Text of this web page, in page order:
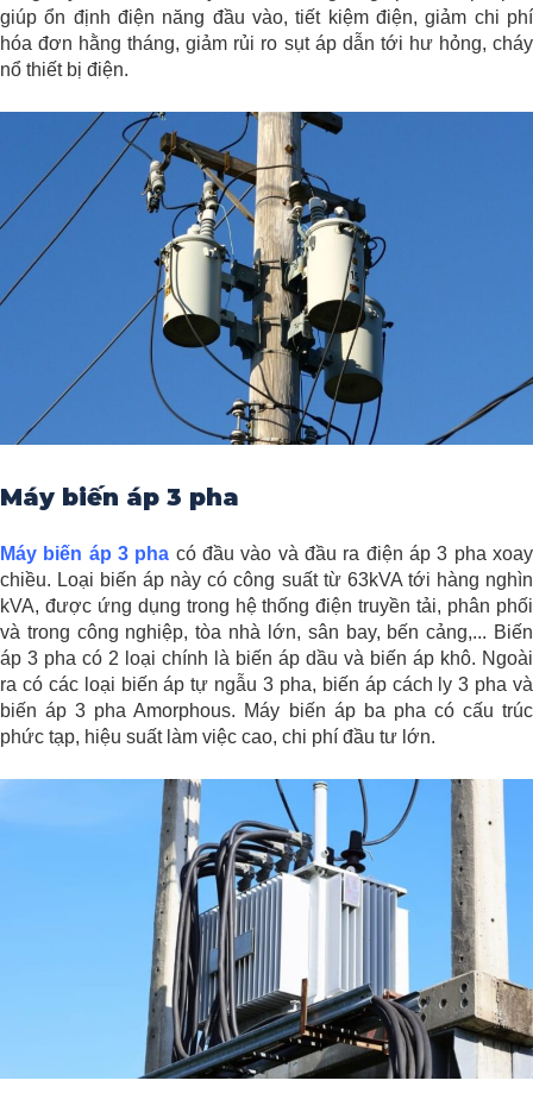
giúp ổn định điện năng đầu vào, tiết kiệm điện, giảm chi phí
hóa đơn hằng tháng, giảm rủi ro sụt áp dẫn tới hư hỏng, cháy
nổ thiết bị điện.
Máy biến áp 3 pha
Máy biến áp 3 pha có đầu vào và đầu ra điện áp 3 pha xoay
chiều. Loại biến áp này có công suất từ 63kVA tới hàng nghìn
kVA, được ứng dụng trong hệ thống điện truyền tải, phân phối
và trong công nghiệp, tòa nhà lớn, sân bay, bến cảng,... Biến
áp 3 pha có 2 loại chính là biến áp dầu và biến áp khô. Ngoài
ra có các loại biến áp tự ngẫu 3 pha, biến áp cách ly 3 pha và
biến áp 3 pha Amorphous. Máy biến áp ba pha có cấu trúc
phức tạp, hiệu suất làm việc cao, chi phí đầu tư lớn.